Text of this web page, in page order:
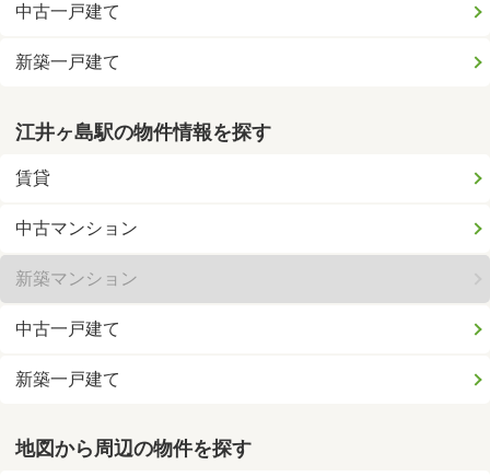
中古一戸建て
新築一戸建て
江井ヶ島駅の物件情報を探す
賃貸
中古マンション
新築マンション
中古一戸建て
新築一戸建て
地図から周辺の物件を探す